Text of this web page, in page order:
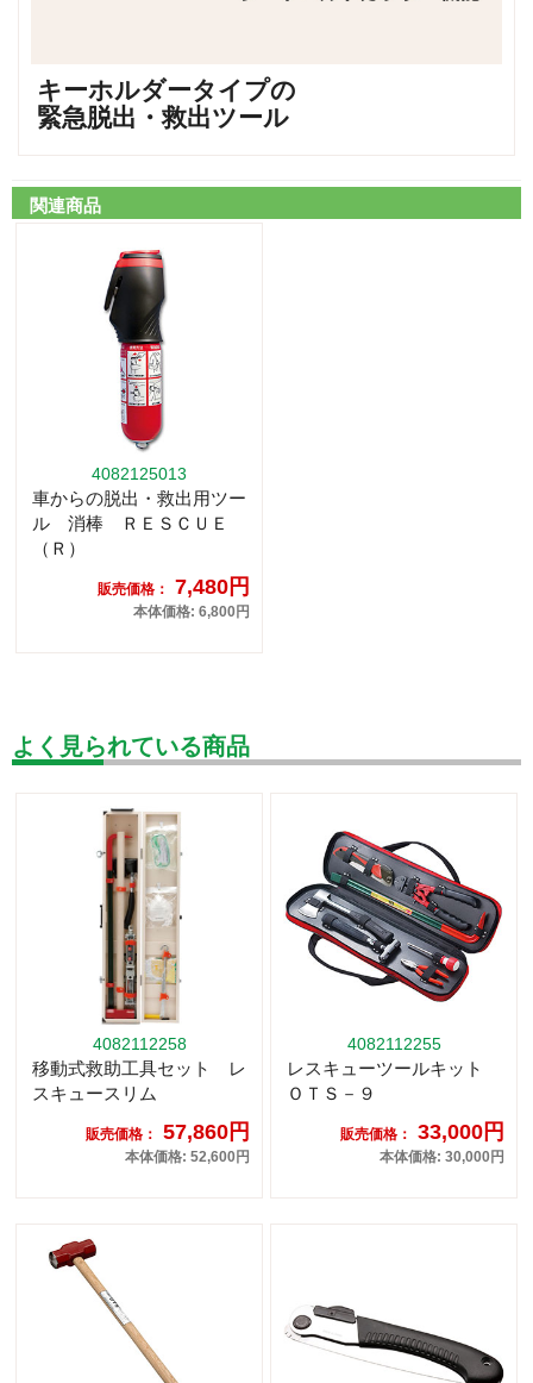
キーホルダータイプの
緊急脱出・救出ツール
関連商品
4082125013
車からの脱出・救出用ツー
ル 消棒 ＲＥＳＣＵＥ
（Ｒ）
販売価格： 7,480円
本体価格: 6,800円
よく見られている商品
4082112258
移動式救助工具セット レ
スキュースリム
販売価格： 57,860円
本体価格: 52,600円
4082112255
レスキューツールキット
ＯＴＳ－９
販売価格： 33,000円
本体価格: 30,000円